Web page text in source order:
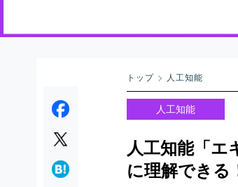
トップ 人工知能
人工知能
人工知能「エ
に理解できる